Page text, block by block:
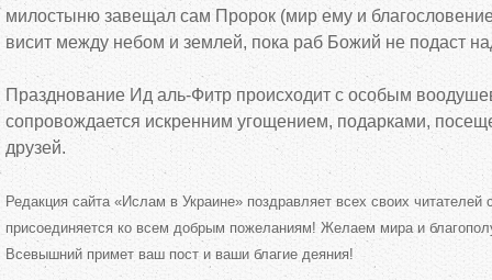
милостыню завещал сам Пророк (мир ему и
висит между небом и землей, пока раб Божий не подаст
Празднование Ид аль-Фитр происходит с особым
сопровождается искренним угощением, подарками,
друзей.
Редакция сайта «Ислам в Украине» поздравляет всех своих читателей
присоединяется ко всем добрым пожеланиям! Желаем мира и
Всевышний примет ваш пост и ваши благие деяния!